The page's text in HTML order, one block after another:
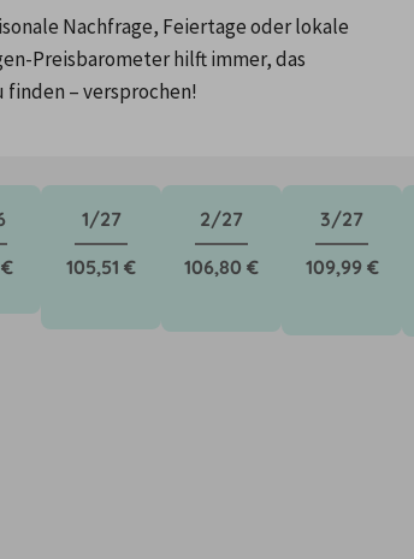
Nachfrage, Feiertage oder lokale
Preisbarometer hilft immer, das
– versprochen!
1/27
105,51 €
2/27
106,80 €
3/27
109,99 €